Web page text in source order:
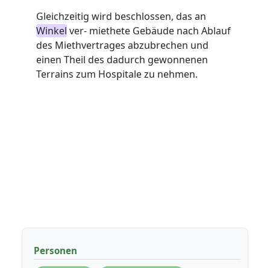
Gleichzeitig wird beschlossen, das an
Winkel ver- miethete Gebäude nach Ablauf
des Miethvertrages abzubrechen und
einen Theil des dadurch gewonnenen
Terrains zum Hospitale zu nehmen.
Personen